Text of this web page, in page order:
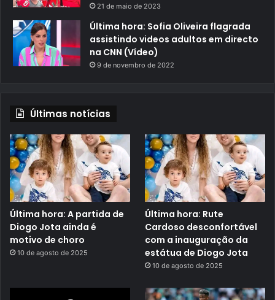
21 de maio de 2023
Última hora: Sofia Oliveira flagrada
assistindo videos adultos em directo
na CNN (Vídeo)
9 de novembro de 2022
Últimas notícias
Última hora: A partida de
Diogo Jota ainda é
motivo de choro
10 de agosto de 2025
Última hora: Rute
Cardoso desconfortável
com a inauguração da
estátua de Diogo Jota
10 de agosto de 2025